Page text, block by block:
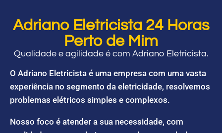
Adriano Eletricista 24 Horas
Perto de Mim
Qualidade e agilidade é com Adriano Eletricista.
O Adriano Eletricista é uma empresa com uma vasta
experiência no segmento da eletricidade, resolvemos
problemas elétricos simples e complexos.
Nosso foco é atender a sua necessidade, com